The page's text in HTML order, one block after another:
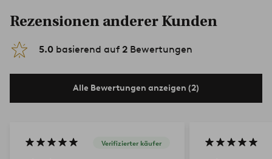
Rezensionen anderer Kunden
5.0 basierend auf 2 Bewertungen
Alle Bewertungen anzeigen (2)
Verifizierter käufer